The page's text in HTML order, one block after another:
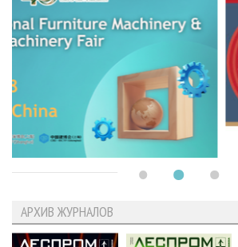
АРХИВ ЖУРНАЛОВ